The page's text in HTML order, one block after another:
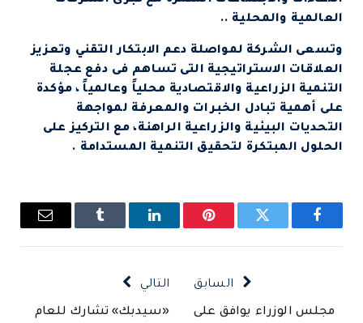
العالمية والمحلية ..
وتسعى الشركة لمواصلة دعم الابتكار التقني وتعزيز
العلاقات الاستراتيجية التى تساهم فى دفع عجلة
التنمية الزراعية والاقتصادية محلياً وعالمياً ، مؤكدة
على أهمية تبادل الخبرات والمعرفة لمواجهة
التحديات البيئية والزراعية الراهنة، مع التركيز على
الحلول المبتكرة لتحقيق التنمية المستدامة .
فيسبوك تويتر بينتيريستلينكدإن Tumblr
البريد
السابق
مجلس الوزراء يوافق على
التالي
«سيدبك» تشارك للعام